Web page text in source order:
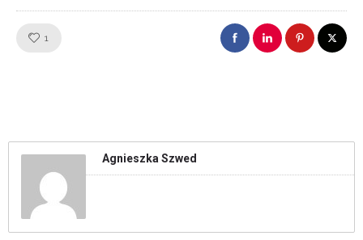
1
Agnieszka Szwed